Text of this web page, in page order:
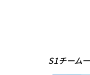
S1チーム